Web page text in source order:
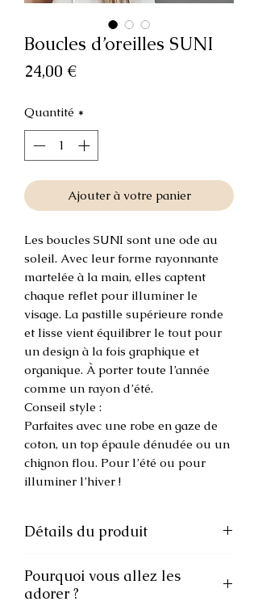
Boucles d’oreilles SUNI
24,00 €Prix
Quantité *
Ajouter à votre panier
Les boucles SUNI sont une ode au
soleil. Avec leur forme rayonnante
martelée à la main, elles captent
chaque reflet pour illuminer le
visage. La pastille supérieure ronde
et lisse vient équilibrer le tout pour
un design à la fois graphique et
organique. À porter toute l’année
comme un rayon d’été.
Conseil style :
Parfaites avec une robe en gaze de
coton, un top épaule dénudée ou un
chignon flou. Pour l’été ou pour
illuminer l’hiver !
Détails du produit
l’or fin
•Design : Soleil stylisé martelé + clou
Pourquoi vous allez les
adorer ?